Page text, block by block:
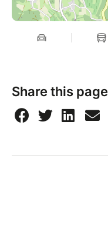
Share this page